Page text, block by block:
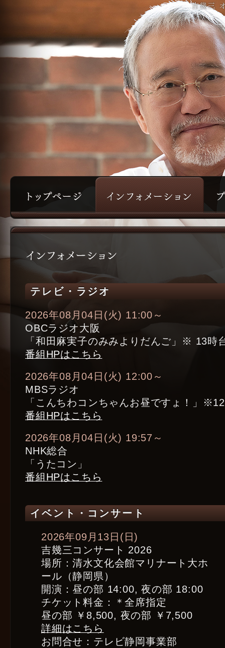
テレビ・ラジオ
2026年08月04日(火) 11:00～
OBCラジオ大阪
「和田麻実子のみみよりだんご」※ 13時
番組HPはこちら
2026年08月04日(火) 12:00～
MBSラジオ
「こんちわコンちゃんお昼ですょ！」
番組HPはこちら
2026年08月04日(火) 19:57～
NHK総合
「うたコン」
番組HPはこちら
イベント・コンサート
2026年09月13日(日)
吉幾三コンサート 2026
場所：清水文化会館マリナート大ホ
ール（静岡県）
開演：昼の部 14:00, 夜の部 18:00
チケット料金：＊全席指定
昼の部 ￥8,500, 夜の部 ￥7,500
詳細はこちら
お問合せ：テレビ静岡事業部